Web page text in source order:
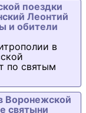
поездки
Леонтий
и обители
в
по святым
Воронежской
святыни